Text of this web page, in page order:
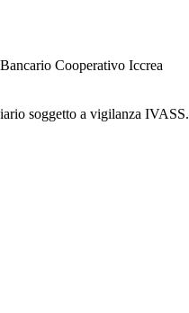
Cooperativo Iccrea
soggetto a vigilanza IVASS.